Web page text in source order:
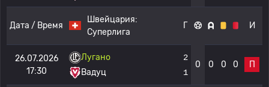
Дата / Время
Швейцария:
Суперлига
Г И
26.07.2026
17:30
Лугано
Вадуц
2
1
0 0 0 0 П